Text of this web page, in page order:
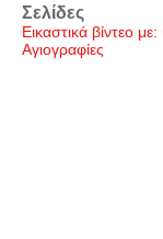
Σελίδες
Εικαστικά βίντεο
Αγιογραφίες